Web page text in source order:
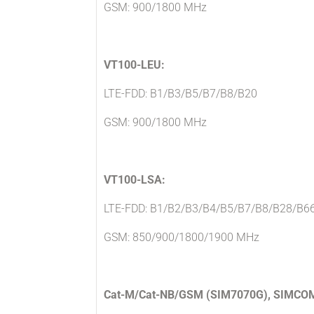
GSM: 900/1800 MHz
VT100-LEU:
LTE-FDD: B1/B3/B5/B7/B8/B20
GSM: 900/1800 MHz
VT100-LSA:
LTE-FDD: B1/B2/B3/B4/B5/B7/B8/B28/
GSM: 850/900/1800/1900 MHz
Cat-M/Cat-NB/GSM (SIM7070G),